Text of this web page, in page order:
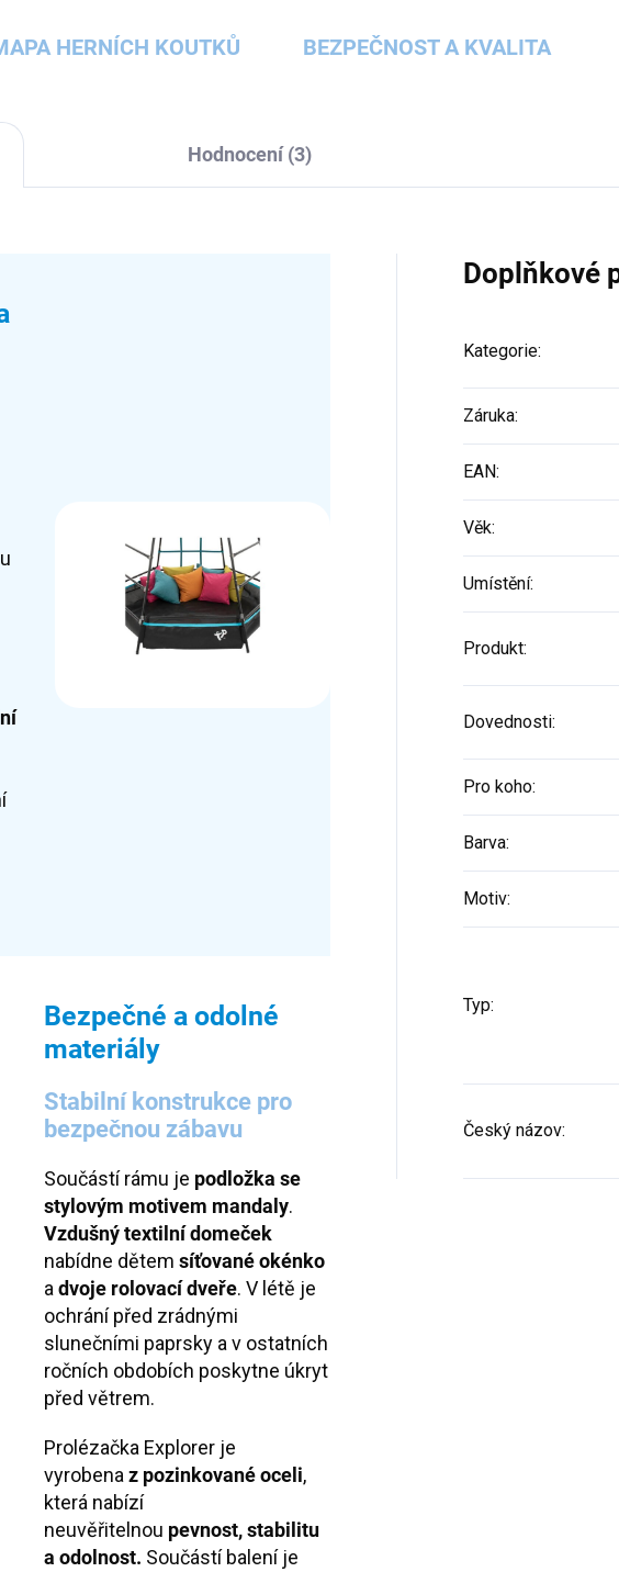
HERNÍCH KOUTKŮ BEZPEČNOST A KVALITA
Hodnocení (3)
Bezpečné a odolné
materiály
Stabilní konstrukce pro
bezpečnou zábavu
Součástí rámu je podložka se
stylovým motivem mandaly.
Vzdušný textilní domeček
nabídne dětem síťované okénko
advoje rolovací dveře. V létě je
ochrání před zrádnými
slunečními paprsky a v ostatních
ročních obdobích poskytne úkryt
před větrem.
Prolézačka Explorer je
vyrobenaz pozinkované oceli,
která nabízí
neuvěřitelnou pevnost, stabilitu
a odolnost. Součástí balení je
Doplňkové
Kategorie:
Záruka:
EAN:
Věk:
Umístění:
Produkt:
Dovednosti:
Pro koho:
Barva:
Motiv:
Typ:
Český názov: